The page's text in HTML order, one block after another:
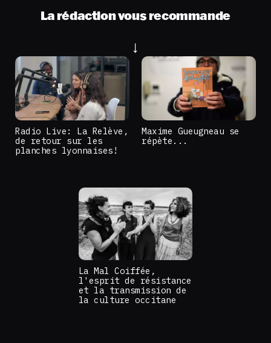
La rédaction vous recommande
Radio Live: La Relève,
de retour sur les
planches lyonnaises!
Maxime Gueugneau se
répète...
La Mal Coiffée,
l'esprit de résistance
et la transmission de
la culture occitane